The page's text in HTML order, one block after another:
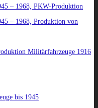
– 1968, PKW-Produktion
– 1968, Produktion von
Militärfahrzeuge 1916
bis 1945